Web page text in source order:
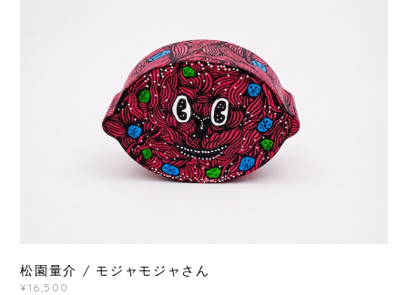
松園量介 / モジャモジャさん
¥16,500